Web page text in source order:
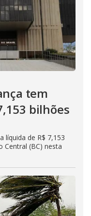
tem
bilhões
líquida de R$ 7,153
(BC) nesta